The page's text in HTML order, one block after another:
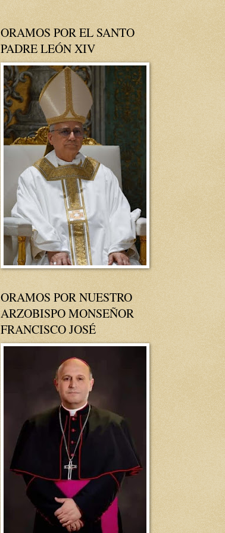
ORAMOS POR EL SANTO
PADRE LEÓN XIV
ORAMOS POR NUESTRO
ARZOBISPO MONSEÑOR
FRANCISCO JOSÉ